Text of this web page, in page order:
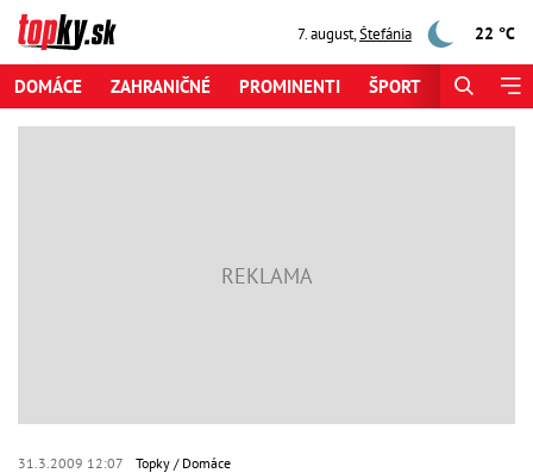
7. august,Štefánia 22 °C
DOMÁCE ZAHRANIČNÉ PROMINENTI ŠPORT
31.3.2009 12:07 Topky Domáce